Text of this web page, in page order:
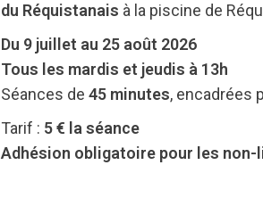
du Réquistanais à la piscine de
Du 9 juillet au 25 août 2026
Tous les mardis et jeudis à 13h
Séances de 45 minutes, encadrées
Tarif : 5 € la séance
Adhésion obligatoire pour les non-